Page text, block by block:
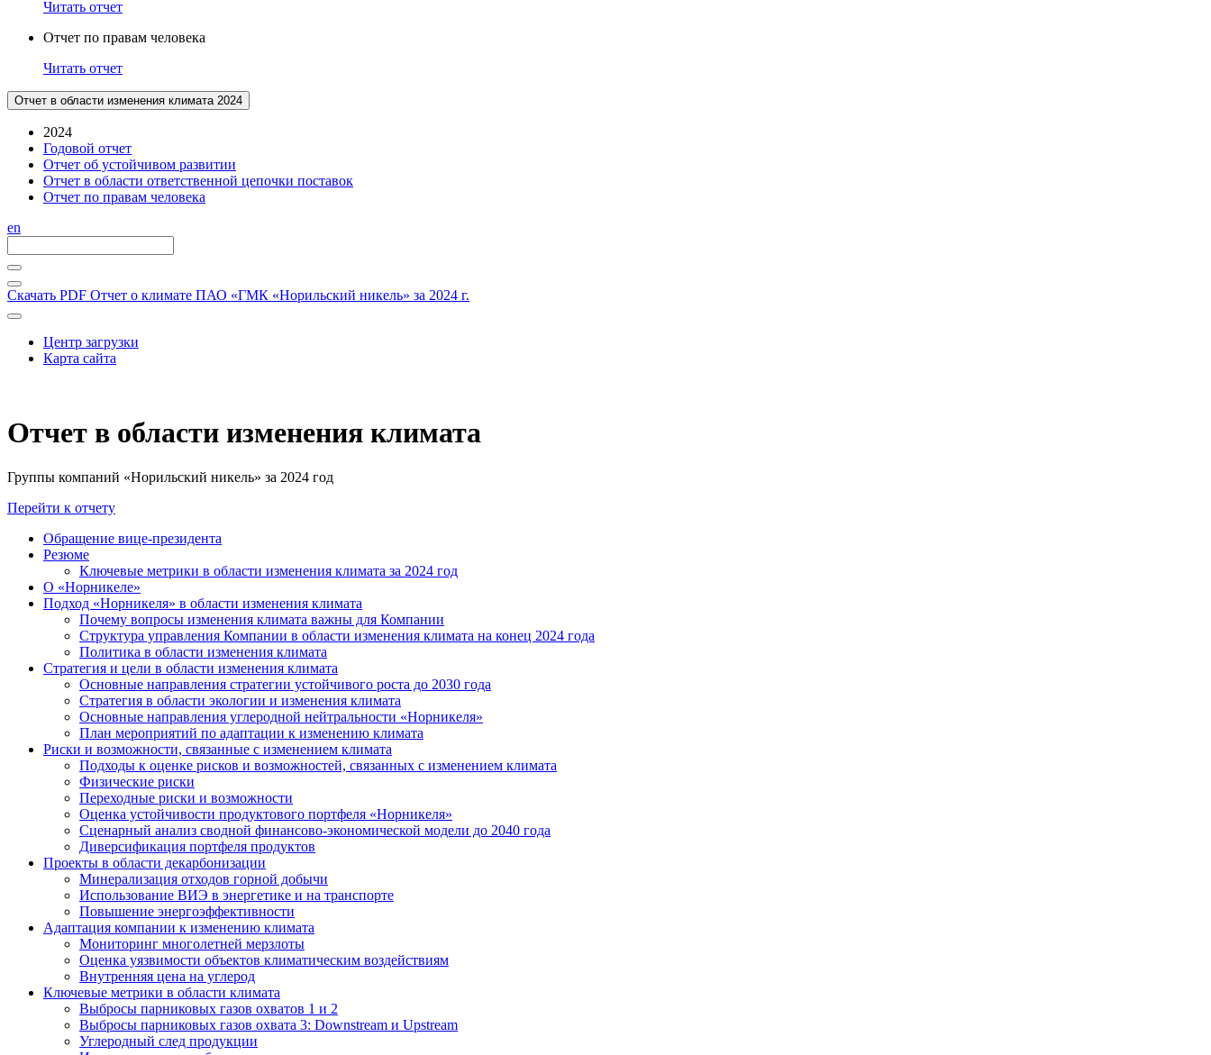
Читать отчет
Отчет по правам человека
Читать отчет
Отчет в области изменения климата 2024
2024
Годовой отчет
Отчет об устойчивом развитии
Отчет в области ответственной цепочки поставок
Отчет по правам человека
en
Скачать PDF Отчет о климате ПАО «ГМК «Норильский никель» за 2024 г.
Центр загрузки
Карта сайта
Отчет в области изменения климата
Группы компаний «Норильский никель» за 2024 год
Перейти к отчету
Обращение вице-президента
Резюме
Ключевые метрики в области изменения климата за 2024 год
О «Норникеле»
Подход «Норникеля» в области изменения климата
Почему вопросы изменения климата важны для Компании
Структура управления Компании в области изменения климата на конец 2024 года
Политика в области изменения климата
Стратегия и цели в области изменения климата
Основные направления стратегии устойчивого роста до 2030 года
Стратегия в области экологии и изменения климата
Основные направления углеродной нейтральности «Норникеля»
План мероприятий по адаптации к изменению климата
Риски и возможности, связанные с изменением климата
Подходы к оценке рисков и возможностей, связанных с изменением климата
Физические риски
Переходные риски и возможности
Оценка устойчивости продуктового портфеля «Норникеля»
Сценарный анализ сводной финансово-экономической модели до 2040 года
Диверсификация портфеля продуктов
Проекты в области декарбонизации
Минерализация отходов горной добычи
Использование ВИЭ в энергетике и на транспорте
Повышение энергоэффективности
Адаптация компании к изменению климата
Мониторинг многолетней мерзлоты
Оценка уязвимости объектов климатическим воздействиям
Внутренняя цена на углерод
Ключевые метрики в области климата
Выбросы парниковых газов охватов 1 и 2
Выбросы парниковых газов охвата 3: Downstream и Upstream
Углеродный след продукции